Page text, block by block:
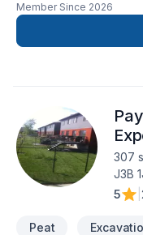
structurale marbre et
Travaux de bois et
couvertures et
surveillanceMembre
professionnels de la
Member Since 2026
307
J3B
5
Peat